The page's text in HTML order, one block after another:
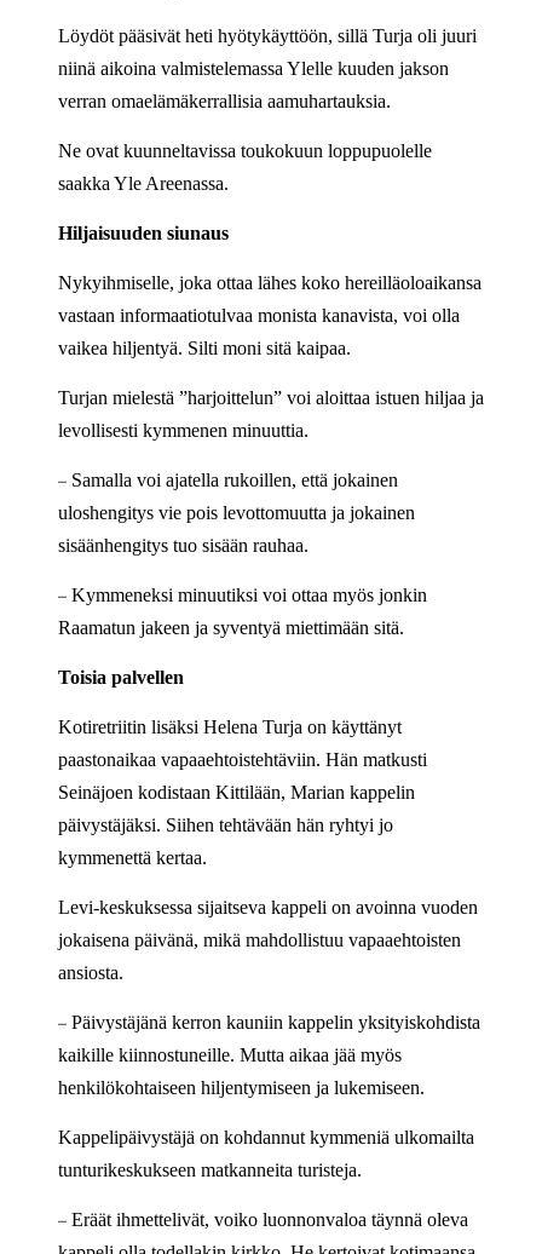
Löydöt pääsivät heti hyötykäyttöön, sillä Turja oli juuri
niinä aikoina valmistelemassa Ylelle kuuden jakson
verran omaelämäkerrallisia aamuhartauksia.
Ne ovat kuunneltavissa toukokuun loppupuolelle
saakka Yle Areenassa.
Hiljaisuuden siunaus
Nykyihmiselle, joka ottaa lähes koko hereilläoloaikansa
vastaan informaatiotulvaa monista kanavista, voi olla
vaikea hiljentyä. Silti moni sitä kaipaa.
Turjan mielestä ”harjoittelun” voi aloittaa istuen hiljaa ja
levollisesti kymmenen minuuttia.
– Samalla voi ajatella rukoillen, että jokainen
uloshengitys vie pois levottomuutta ja jokainen
sisäänhengitys tuo sisään rauhaa.
– Kymmeneksi minuutiksi voi ottaa myös jonkin
Raamatun jakeen ja syventyä miettimään sitä.
Toisia palvellen
Kotiretriitin lisäksi Helena Turja on käyttänyt
paastonaikaa vapaaehtoistehtäviin. Hän matkusti
Seinäjoen kodistaan Kittilään, Marian kappelin
päivystäjäksi. Siihen tehtävään hän ryhtyi jo
kymmenettä kertaa.
Levi-keskuksessa sijaitseva kappeli on avoinna vuoden
jokaisena päivänä, mikä mahdollistuu vapaaehtoisten
ansiosta.
– Päivystäjänä kerron kauniin kappelin yksityiskohdista
kaikille kiinnostuneille. Mutta aikaa jää myös
henkilökohtaiseen hiljentymiseen ja lukemiseen.
Kappelipäivystäjä on kohdannut kymmeniä ulkomailta
tunturikeskukseen matkanneita turisteja.
– Eräät ihmettelivät, voiko luonnonvaloa täynnä oleva